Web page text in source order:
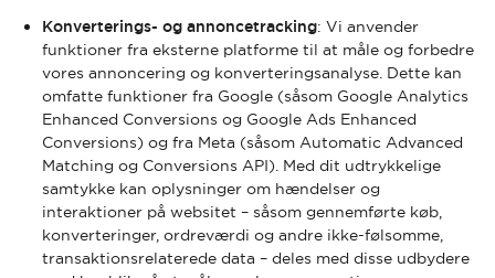
Konverterings- og annoncetracking: Vi anvender
funktioner fra eksterne platforme til at måle og forbedre
vores annoncering og konverteringsanalyse. Dette kan
omfatte funktioner fra Google (såsom Google Analytics
Enhanced Conversions og Google Ads Enhanced
Conversions) og fra Meta (såsom Automatic Advanced
Matching og Conversions API). Med dit udtrykkelige
samtykke kan oplysninger om hændelser og
interaktioner på websitet – såsom gennemførte køb,
konverteringer, ordreværdi og andre ikke-følsomme,
transaktionsrelaterede data – deles med disse udbydere